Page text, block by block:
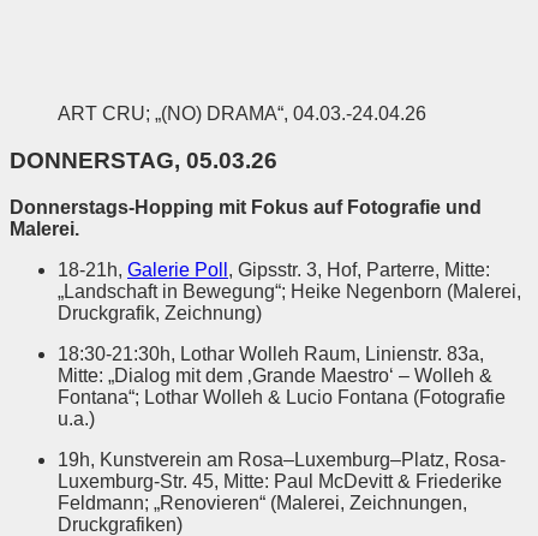
ART CRU; „(NO) DRAMA“, 04.03.-24.04.26
DONNERSTAG, 05.03.26
Donnerstags-Hopping mit Fokus auf Fotografie und
Malerei.
18-21h, Galerie Poll , Gipsstr. 3, Hof, Parterre, Mitte:
„Landschaft in Bewegung“; Heike Negenborn (Malerei,
Druckgrafik, Zeichnung)
18:30-21:30h, Lothar Wolleh Raum, Linienstr. 83a,
Mitte: „Dialog mit dem ‚Grande Maestro‘ – Wolleh &
Fontana“; Lothar Wolleh & Lucio Fontana (Fotografie
u.a.)
19h, Kunstverein am Rosa–Luxemburg–Platz, Rosa-
Luxemburg-Str. 45, Mitte: Paul McDevitt & Friederike
Feldmann; „Renovieren“ (Malerei, Zeichnungen,
Druckgrafiken)